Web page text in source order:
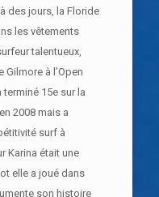
des jours, la Floride
les vêtements
talentueux,
Gilmore à l’Open
15e sur la
2008 mais a
surf à
Karina était une
elle a joué dans
son histoire